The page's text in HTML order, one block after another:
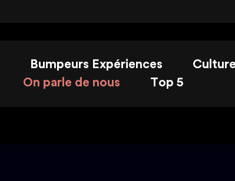
Bumpeurs Expériences
On parle de nous
Top 5